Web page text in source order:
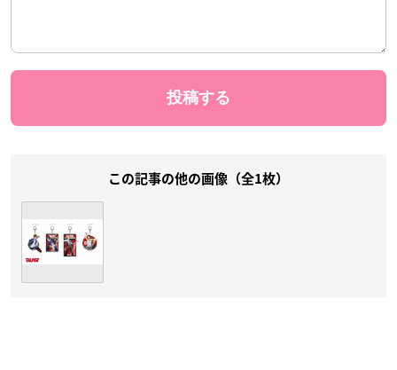
この記事の他の画像（全1枚）